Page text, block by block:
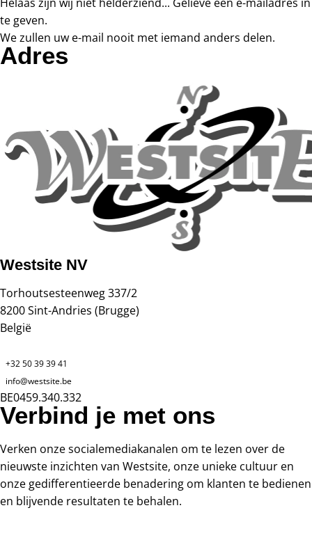
te geven.
We zullen uw e-mail nooit met iemand anders delen.
Adres
Westsite NV
Torhoutsesteenweg 337/2
8200Sint-Andries (Brugge)
België
+32 50 39 39 41
info@westsite.be
BE0459.340.332
Verbind je met ons
Verken onze socialemediakanalen om te lezen over de
nieuwste inzichten van Westsite, onze unieke cultuur en
onze gedifferentieerde benadering om klanten te bedienen
en blijvende resultaten te behalen.